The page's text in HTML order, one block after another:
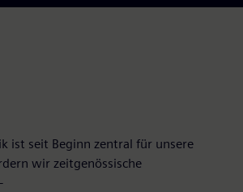
ist seit Beginn zentral für unsere
wir zeitgenössische